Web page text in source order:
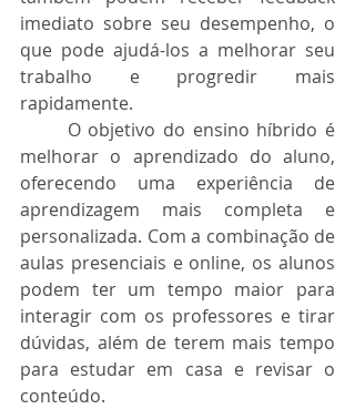
imediato sobre seu desempenho, o
que pode ajudá-los a melhorar seu
trabalho e progredir mais
rapidamente.
melhorar o aprendizado do aluno,
oferecendo uma experiência de
aprendizagem mais completa e
personalizada. Com a combinação de
aulas presenciais e online, os alunos
podem ter um tempo maior para
interagir com os professores e tirar
dúvidas, além de terem mais tempo
para estudar em casa e revisar o
conteúdo.